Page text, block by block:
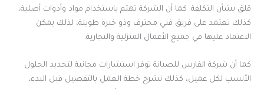
قلق بشأن التكلفة. كما أن الشركة تهتم باستخدام مواد وأدوات أصلية،
كذلك تعتمد على فريق فني محترف وذو خبرة طويلة، لذلك يمكن
الاعتماد عليها في جميع الأعمال المنزلية والتجارية.
كما أن شركة الفارس للصيانة توفر استشارات مجانية لتحديد الحلول
الأنسب لكل عميل، كذلك تشرح خطة العمل بالتفصيل قبل البدء،